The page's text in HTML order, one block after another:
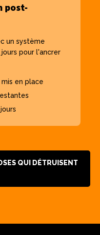
post-
un système
pour l'ancrer
en place
QUI DÉTRUISENT